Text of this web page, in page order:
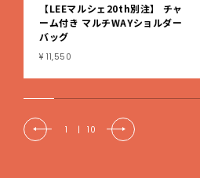
【LEEマルシェ20th別注】 チャ
ーム付き マルチWAYショルダー
バッグ
¥ 11,550
1 | 10